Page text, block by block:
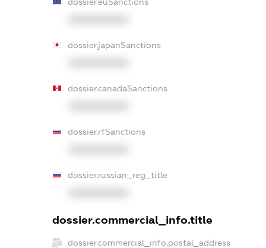
dossier.japanSanctions
dossier.canadaSanctions
dossier.rfSanctions
dossier.russian_reg_title
dossier.commercial_info.title
dossier.commercial_info.postal_address